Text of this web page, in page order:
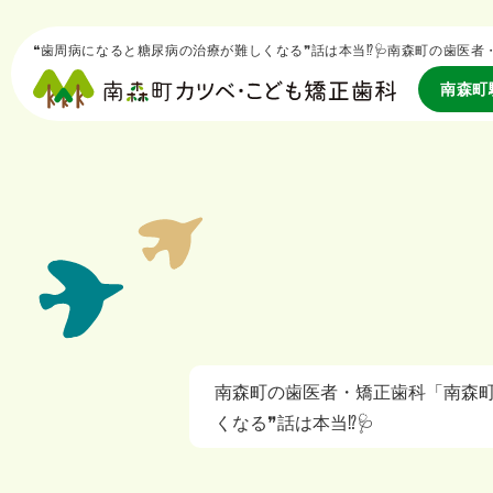
❝歯周病になると糖尿病の治療が難しくなる❞話は本当⁉️🩺南森町の歯医
南森町
南森町の歯医者・矯正歯科「南森
くなる❞話は本当⁉️🩺